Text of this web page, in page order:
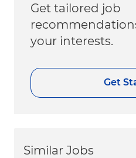
Get tailored job
your interests.
Get
Similar Jobs